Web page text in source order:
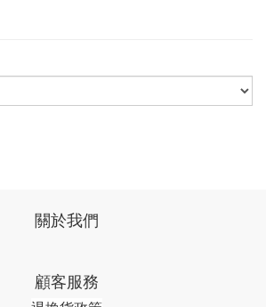
關於我們
顧客服務